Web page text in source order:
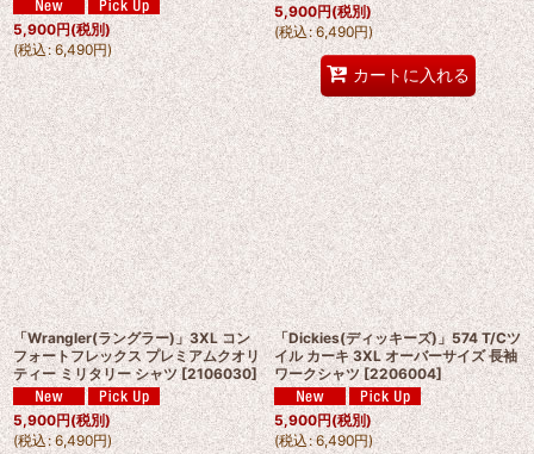
5,900円(税別)
(税込: 6,490円)
5,900円(税別)
(税込: 6,490円)
カートに入れる
「Wrangler(ラングラー)」3XL コン
フォートフレックス プレミアムクオリ
ティー ミリタリー シャツ [2106030]
5,900円(税別)
(税込: 6,490円)
「Dickies(ディッキーズ)」574 T/Cツ
イル カーキ 3XL オーバーサイズ 長袖
ワークシャツ [2206004]
5,900円(税別)
(税込: 6,490円)